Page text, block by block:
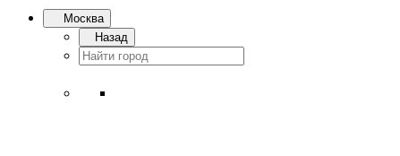
Москва
Назад